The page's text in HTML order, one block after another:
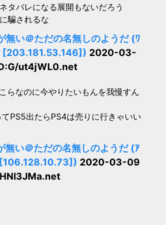
タバレになる展開もないだろう
騙されるな
無い＠ただの名無しのようだ (ﾜ
[203.181.53.146]) 2020-03-
ut4jWL0.net
らなのに今やりたいもんを我慢すん
PS5出たらPS4は売りに行きゃいい
無い＠ただの名無しのようだ (ｱ
2020-03-09